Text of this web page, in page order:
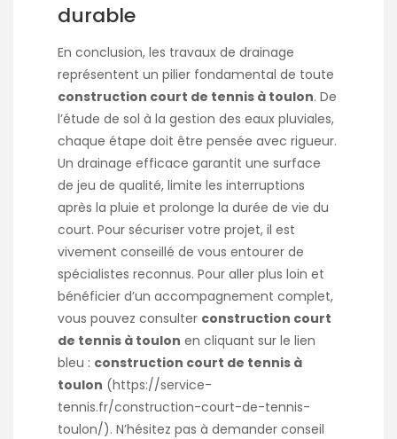
durable
En conclusion, les travaux de drainage
représentent un pilier fondamental de toute
construction court de tennis à toulon. De
l’étude de sol à la gestion des eaux pluviales,
chaque étape doit être pensée avec rigueur.
Un drainage efficace garantit une surface
de jeu de qualité, limite les interruptions
après la pluie et prolonge la durée de vie du
court. Pour sécuriser votre projet, il est
vivement conseillé de vous entourer de
spécialistes reconnus. Pour aller plus loin et
bénéficier d’un accompagnement complet,
vous pouvez consulter construction court
de tennis à toulon en cliquant sur le lien
bleu : construction court de tennis à
toulon (https://service-
tennis.fr/construction-court-de-tennis-
toulon/). N’hésitez pas à demander conseil